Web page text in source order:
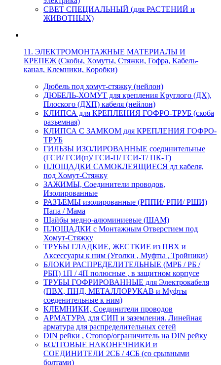
СВЕТ СПЕЦИАЛЬНЫЙ (для РАСТЕНИЙ и
ЖИВОТНЫХ)
11. ЭЛЕКТРОМОНТАЖНЫЕ МАТЕРИАЛЫ И
КРЕПЕЖ (Скобы, Хомуты, Стяжки, Гофра, Кабель-
канал, Клемники, Коробки)
Дюбель под хомут-стяжку (нейлон)
ДЮБЕЛЬ-ХОМУТ для крепления Круглого (ДХ),
Плоского (ДХП) кабеля (нейлон)
КЛИПСА для КРЕПЛЕНИЯ ГОФРО-ТРУБ (скоба
разъемная)
КЛИПСА С ЗАМКОМ для КРЕПЛЕНИЯ ГОФРО-
ТРУБ
ГИЛЬЗЫ ИЗОЛИРОВАННЫЕ соединительные
(ГСИ/ ГСИ(н)/ ГСИ-П/ ГСИ-Т/ ПК-Т)
ПЛОЩАДКИ САМОКЛЕЯЩИЕСЯ дл кабеля,
под Хомут-Стяжку
ЗАЖИМЫ, Соединители проводов,
Изолированные
РАЗЪЕМЫ изолированные (РППИ/ РПИ/ РШИ)
Папа / Мама
Шайбы медно-алюминиевые (ШАМ)
ПЛОЩАДКИ с Монтажным Отверстием под
Хомут-Стяжку
ТРУБЫ ГЛАДКИЕ, ЖЕСТКИЕ из ПВХ и
Аксессуары к ним (Уголки , Муфты , Тройники)
БЛОКИ РАСПРЕДЕЛИТЕЛЬНЫЕ (МРБ / РБ /
РБП) 1П / 4П полюсные , в защитном корпусе
ТРУБЫ ГОФРИРОВАННЫЕ для Электрокабеля
(ПВХ, ПНД, МЕТАЛЛОРУКАВ и Муфты
соеденительные к ним)
КЛЕМНИКИ, Соединители проводов
АРМАТУРА для СИП и заземления. Линейная
арматура для распределительных сетей
DIN рейки , Стопор/ограничитель на DIN рейку
БОЛТОВЫЕ НАКОНЕЧНИКИ и
СОЕДИНИТЕЛИ 2СБ / 4СБ (со срывными
болтами)